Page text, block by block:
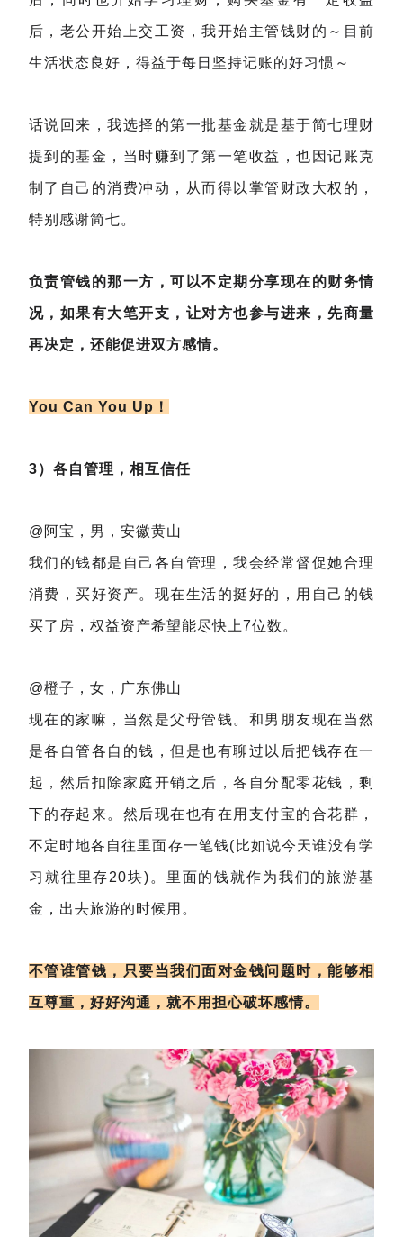
后，老公开始上交工资，我开始主管钱财的～目前
生活状态良好，得益于每日坚持记账的好习惯～
话说回来，我选择的第一批基金就是基于简七理财
提到的基金，当时赚到了第一笔收益，也因记账克
制了自己的消费冲动，从而得以掌管财政大权的，
特别感谢简七。
负责管钱的那一方，可以不定期分享现在的财务情
况，如果有大笔开支，让对方也参与进来，先商量
再决定，还能促进双方感情。
You Can You Up！
3）各自管理，相互信任
@阿宝，男，安徽黄山
我们的钱都是自己各自管理，我会经常督促她合理
消费，买好资产。现在生活的挺好的，用自己的钱
买了房，权益资产希望能尽快上7位数。
@橙子，女，广东佛山
现在的家嘛，当然是父母管钱。和男朋友现在当然
是各自管各自的钱，但是也有聊过以后把钱存在一
起，然后扣除家庭开销之后，各自分配零花钱，剩
下的存起来。然后现在也有在用支付宝的合花群，
不定时地各自往里面存一笔钱(比如说今天谁没有学
习就往里存20块)。里面的钱就作为我们的旅游基
金，出去旅游的时候用。
不管谁管钱，只要当我们面对金钱问题时，能够相
互尊重，好好沟通，就不用担心破坏感情。